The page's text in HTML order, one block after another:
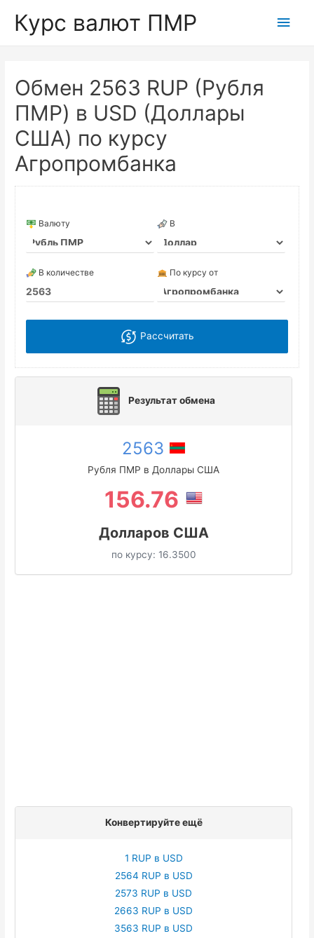
Курс валют ПМР
Обмен 2563 RUP (Рубля
ПМР) в USD (Доллары
США) по курсу
Агропромбанка
Валюту В
В количестве По курсу от
Рассчитать
Результат обмена
2563
Рубля ПМР в Доллары США
156.76
Долларов США
по курсу: 16.3500
Конвертируйте ещё
1 RUP в USD
2564 RUP в USD
2573 RUP в USD
2663 RUP в USD
3563 RUP в USD